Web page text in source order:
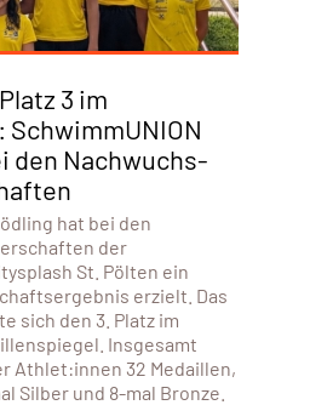
3 im
den Nachwuchs-
hat bei den
der
St. Pölten ein
erzielt. Das
sich den 3. Platz im
Insgesamt
Athlet:innen 32 Medaillen,
Silber und 8-mal Bronze.